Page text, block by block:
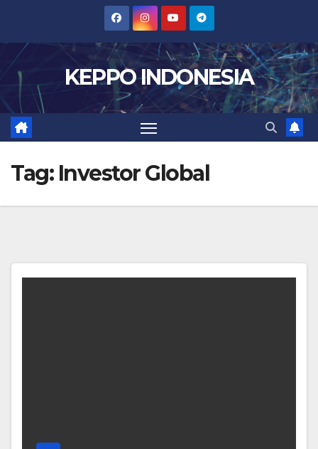
content
KEPPO INDONESIA
Tag: Investor Global